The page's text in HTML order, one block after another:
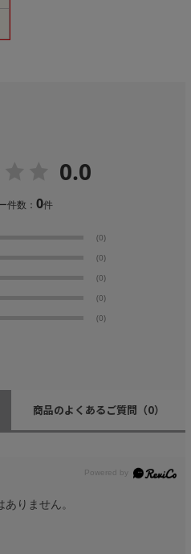
0.0
件数：0件
(0)
(0)
(0)
(0)
(0)
商品のよくあるご質問 （0）
ありません。